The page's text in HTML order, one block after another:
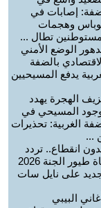
إصابات في
وهجمات
تطال ...
الوضع الأمني
بالضفة
يدفع المسيحيين
الهجرة يهدد
المسيحي في
الغربية: تحذيرات
...
انقطاع.. تردد
قناة طيور الجنة 2026
على نايل سات
البيبي